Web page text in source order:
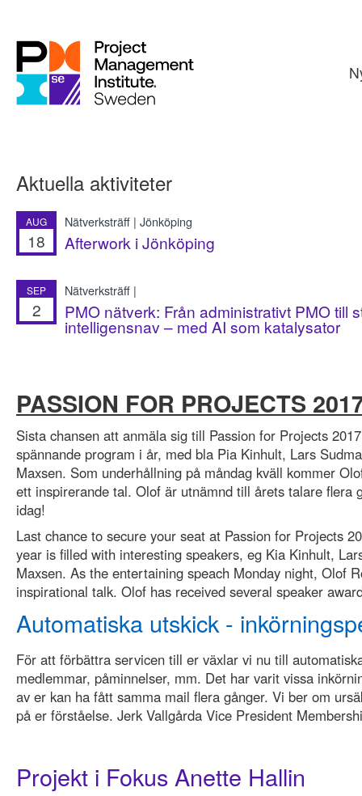
Aktuella aktiviteter
AUG
18
Nätverksträff | Jönköping
Afterwork i Jönköping
SEP
2
Nätverksträff |
PMO nätverk: Från administrativt PMO till
intelligensnav – med AI som katalysator
PASSION FOR PROJECTS
Sista chansen att anmäla sig till Passion for Projects
spännande program i år, med bla Pia Kinhult, Lars
Maxsen. Som underhållning på måndag kväll kommer
ett inspirerande tal. Olof är utnämnd till årets talare flera
idag!
Last chance to secure your seat at Passion for Projects
year is filled with interesting speakers, eg Kia Kinhult,
Maxsen. As the entertaining speach Monday night, Olof
inspirational talk. Olof has received several speaker
Automatiska utskick -
För att förbättra servicen till er växlar vi nu till
medlemmar, påminnelser, mm. Det har varit vissa
av er kan ha fått samma mail flera gånger. Vi ber om
på er förståelse. Jerk Vallgårda Vice President
Projekt i Fokus Anette Hallin